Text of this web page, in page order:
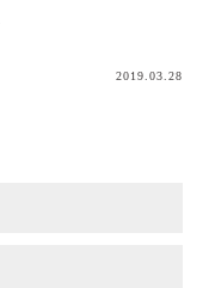
2019.03.28